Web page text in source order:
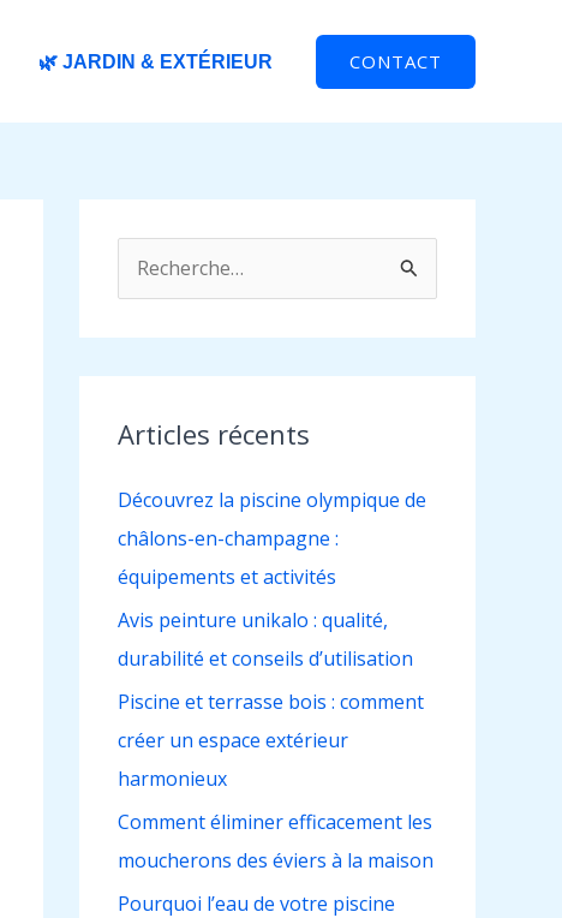
🌿 JARDIN & EXTÉRIEUR CONTACT
e
c
h
e
r
:
Articles récents
Découvrez la piscine olympique de
châlons-en-champagne :
équipements et activités
Avis peinture unikalo : qualité,
durabilité et conseils d’utilisation
Piscine et terrasse bois : comment
créer un espace extérieur
harmonieux
Comment éliminer efficacement les
moucherons des éviers à la maison
Pourquoi l’eau de votre piscine